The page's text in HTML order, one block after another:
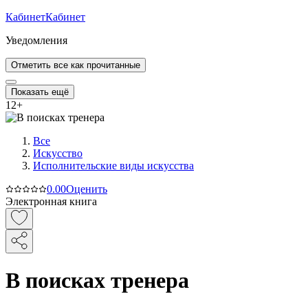
КабинетКабинет
Уведомления
Отметить все как прочитанные
Показать ещё
12+
Все
Искусство
Исполнительские виды искусства
0.00Оценить
Электронная книга
В поисках тренера